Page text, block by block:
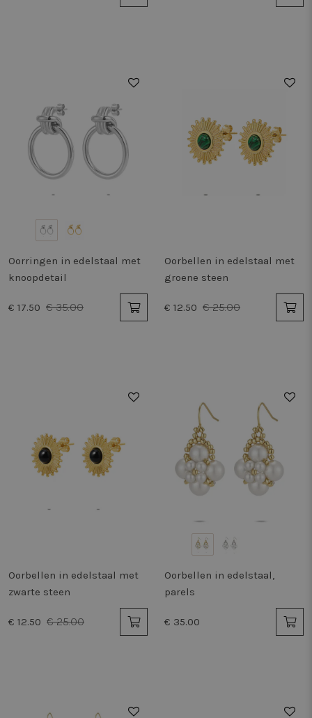
Oorringen in edelstaal met
knoopdetail
€ 17.50 € 35.00
Oorbellen in edelstaal met
groene steen
€ 12.50 € 25.00
Oorbellen in edelstaal met
zwarte steen
€ 12.50 € 25.00
Oorbellen in edelstaal,
parels
€ 35.00